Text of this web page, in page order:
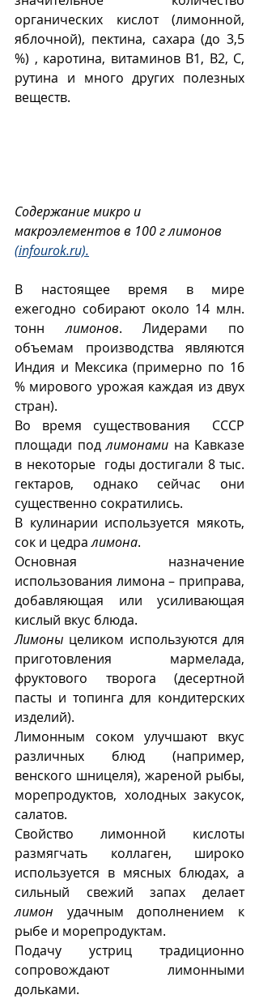
органических кислот (лимонной,
яблочной), пектина, сахара (до 3,5
%) , каротина, витаминов В1, В2, С,
рутина и много других полезных
веществ.
Содержание микро и
макроэлементов в 100 г лимонов
(infourok.ru).
В настоящее время в мире
ежегодно собирают около 14 млн.
тонн лимонов. Лидерами по
объемам производства являются
Индия и Мексика (примерно по 16
% мирового урожая каждая из двух
стран).
Во время существования  СССР
площади под лимонами на Кавказе
в некоторые  годы достигали 8 тыс.
гектаров, однако сейчас они
существенно сократились.
В кулинарии используется мякоть,
сок и цедра лимона.
Основная назначение
использования лимона – приправа,
добавляющая или усиливающая
кислый вкус блюда.
Лимоны целиком используются для
приготовления мармелада,
фруктового творога (десертной
пасты и топинга для кондитерских
изделий).
Лимонным соком улучшают вкус
различных блюд (например,
венского шницеля), жареной рыбы,
морепродуктов, холодных закусок,
салатов.
Свойство лимонной кислоты
размягчать коллаген, широко
используется в мясных блюдах, а
сильный свежий запах делает
лимон удачным дополнением к
рыбе и морепродуктам.
Подачу устриц традиционно
сопровождают лимонными
дольками.